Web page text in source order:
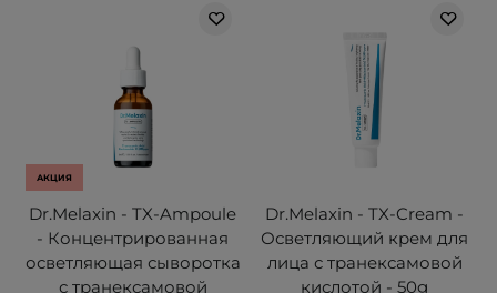
АКЦИЯ
Dr.Melaxin - TX-Ampoule
- Концентрированная
осветляющая сыворотка
с транексамовой
Dr.Melaxin - TX-Cream -
Осветляющий крем для
лица с транексамовой
кислотой - 50g